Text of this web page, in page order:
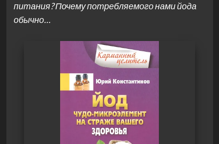
питания? Почему потребляемого нами йода
обычно…